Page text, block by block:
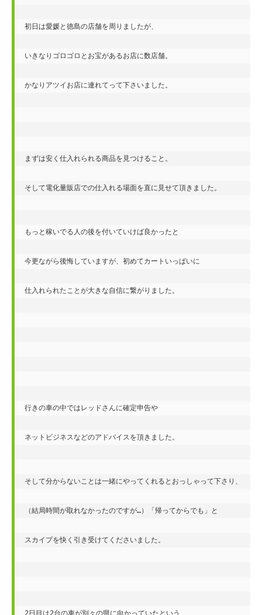
初日は愛媛と徳島の店舗を周りましたが、
いきなりゴロゴロとお宝があるお店に数店舗。
かなりアツイお店に連れてって下さいました。
まずは安く仕入れられる商品を見つけること。
そして電化量販店での仕入れる場面を直に見せて頂きました。
もっと稼いでる人の後を付いていけば良かったと
今更ながら後悔していますが、初めてカートいっぱいに
仕入れられたことが大きな自信に繋がりました。
行きの車の中ではレッドさんに確定申告や
ネットビジネスなどのアドバイスを頂きました。
そして分からないことは一緒にやってくれるとおっしゃって下さり、
（結局時間が取れなかったのですが…）「帰ってからでも」と
スカイプを快く引き受けてくださいました。
2日目は2台の車が別々の県に向かっていたという